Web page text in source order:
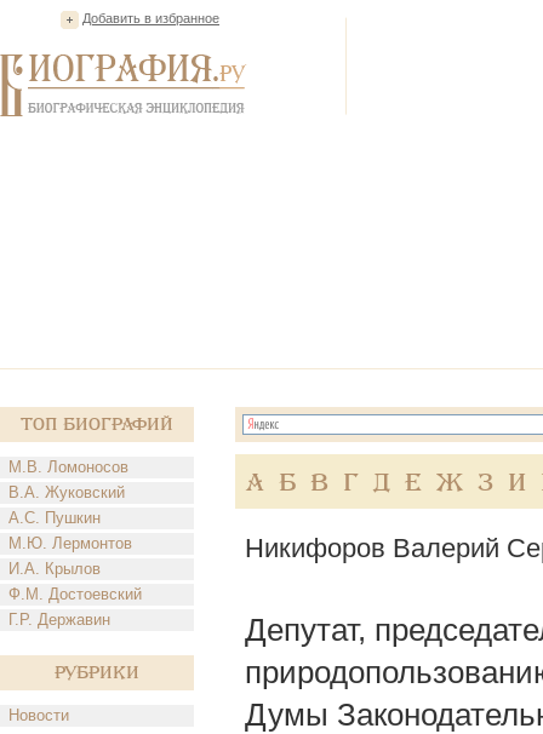
Добавить в избранное
Топ Биографий
М.В. Ломоносов
В.А. Жуковский
А.С. Пушкин
М.Ю. Лермонтов
И.А. Крылов
Ф.М. Достоевский
Г.Р. Державин
Рубрики
Новости
А Б В Г Д Е Ж З И
Никифоров Валерий
Депутат,
Думы